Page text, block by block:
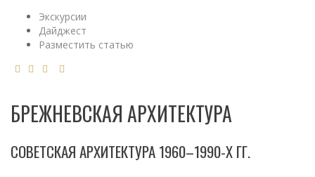
Экскурсии
Дайджест
Разместить статью
БРЕЖНЕВСКАЯ АРХИТЕКТУРА
СОВЕТСКАЯ АРХИТЕКТУРА 1960–1990-Х ГГ.